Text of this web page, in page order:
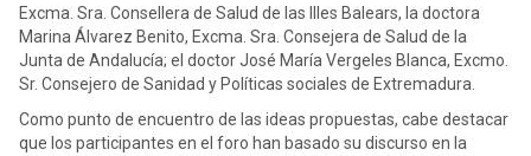
Excma. Sra. Consellera de Salud de las Illes Balears, la doctora
Marina Álvarez Benito, Excma. Sra. Consejera de Salud de la
Junta de Andalucía; el doctor José María Vergeles Blanca, Excmo.
Sr. Consejero de Sanidad y Políticas sociales de Extremadura.
Como punto de encuentro de las ideas propuestas, cabe destacar
que los participantes en el foro han basado su discurso en la